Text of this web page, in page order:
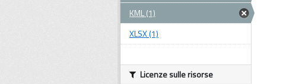
KML (1)
XLSX (1)
Licenze sulle risorse